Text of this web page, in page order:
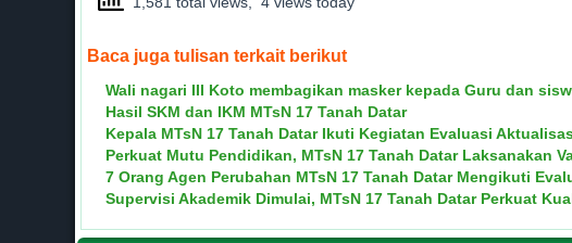
Baca juga tulisan terkait berikut
Wali nagari III Koto membagikan masker kepada Guru dan
Hasil SKM dan IKM MTsN 17 Tanah Datar
Kepala MTsN 17 Tanah Datar Ikuti Kegiatan Evaluasi
Perkuat Mutu Pendidikan, MTsN 17 Tanah Datar Laksanakan
7 Orang Agen Perubahan MTsN 17 Tanah Datar Mengikuti
Supervisi Akademik Dimulai, MTsN 17 Tanah Datar Perkuat